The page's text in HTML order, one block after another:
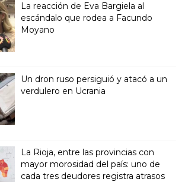
La reacción de Eva Bargiela al
escándalo que rodea a Facundo
Moyano
Un dron ruso persiguió y atacó a un
verdulero en Ucrania
La Rioja, entre las provincias con
mayor morosidad del país: uno de
cada tres deudores registra atrasos